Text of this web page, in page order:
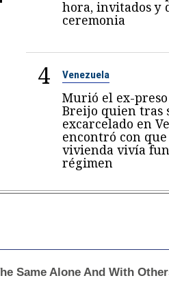
hora, invitados y
ceremonia
4 Venezuela
Murió el ex-
Breijo quien tras
excarcelado en
encontró con
vivienda vivía
régimen